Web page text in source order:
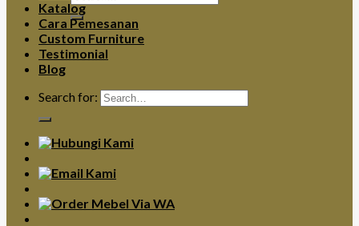
Katalog
Cara Pemesanan
Custom Furniture
Testimonial
Blog
Search for: